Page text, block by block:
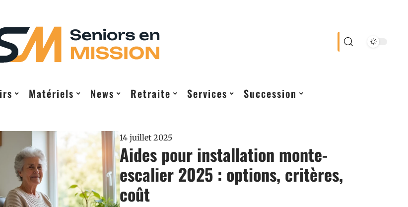
Matériels News Retraite Services Succession
14 juillet 2025
Aides pour installation monte-
escalier 2025 : options, critères,
coût